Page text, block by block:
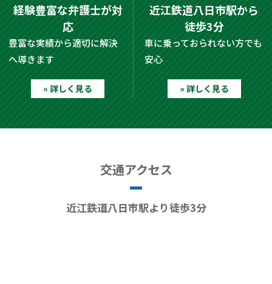
経験豊富な弁護士が対
応
豊富な実績から適切に解決
へ導きます
» 詳しく見る
近江鉄道八日市駅から
徒歩3分
車に乗っておられない方でも
安心
» 詳しく見る
交通アクセス
近江鉄道八日市駅より徒歩3分